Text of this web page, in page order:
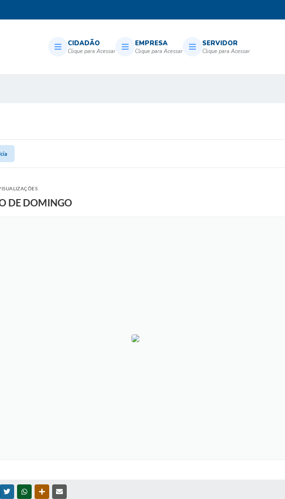
CIDADÃO EMPRESA SERVIDOR
DE DOMINGO
TWITTERWHATSAPPOUTRAS MÍDIAS